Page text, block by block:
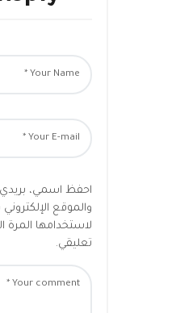
احفظ اسمي، بريدي
والموقع
لاستخدامها المرة
تعليقي.